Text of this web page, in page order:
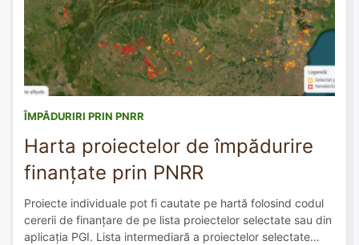
ÎMPĂDURIRI PRIN PNRR
Harta proiectelor de împădurire
finanțate prin PNRR
Proiecte individuale pot fi cautate pe hartă folosind codul
cererii de finanțare de pe lista proiectelor selectate sau din
aplicația PGI. Lista intermediară a proiectelor selectate